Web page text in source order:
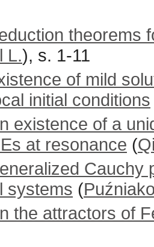
theorems
L.), s. 1-11
of mild
initial conditions
existence of a
at resonance (
Cauchy
systems (
the attractors of